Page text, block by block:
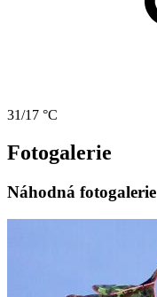
31/17 °C
Fotogalerie
Náhodná fotogalerie